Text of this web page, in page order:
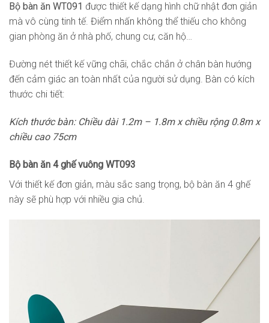
Bộ bàn ăn WT091 được thiết kế dạng hình chữ nhật đơn giản
mà vô cùng tinh tế. Điểm nhấn không thể thiếu cho không
gian phòng ăn ở nhà phố, chung cư, căn hộ…
Đường nét thiết kế vững chãi, chắc chắn ở chân bàn hướng
đến cảm giác an toàn nhất của người sử dụng. Bàn có kích
thước chi tiết:
Kích thước bàn: Chiều dài 1.2m – 1.8m x chiều rộng 0.8m x
chiều cao 75cm
Bộ bàn ăn 4 ghế vuông WT093
Với thiết kế đơn giản, màu sắc sang trọng, bộ bàn ăn 4 ghế
này sẽ phù hợp với nhiều gia chủ.